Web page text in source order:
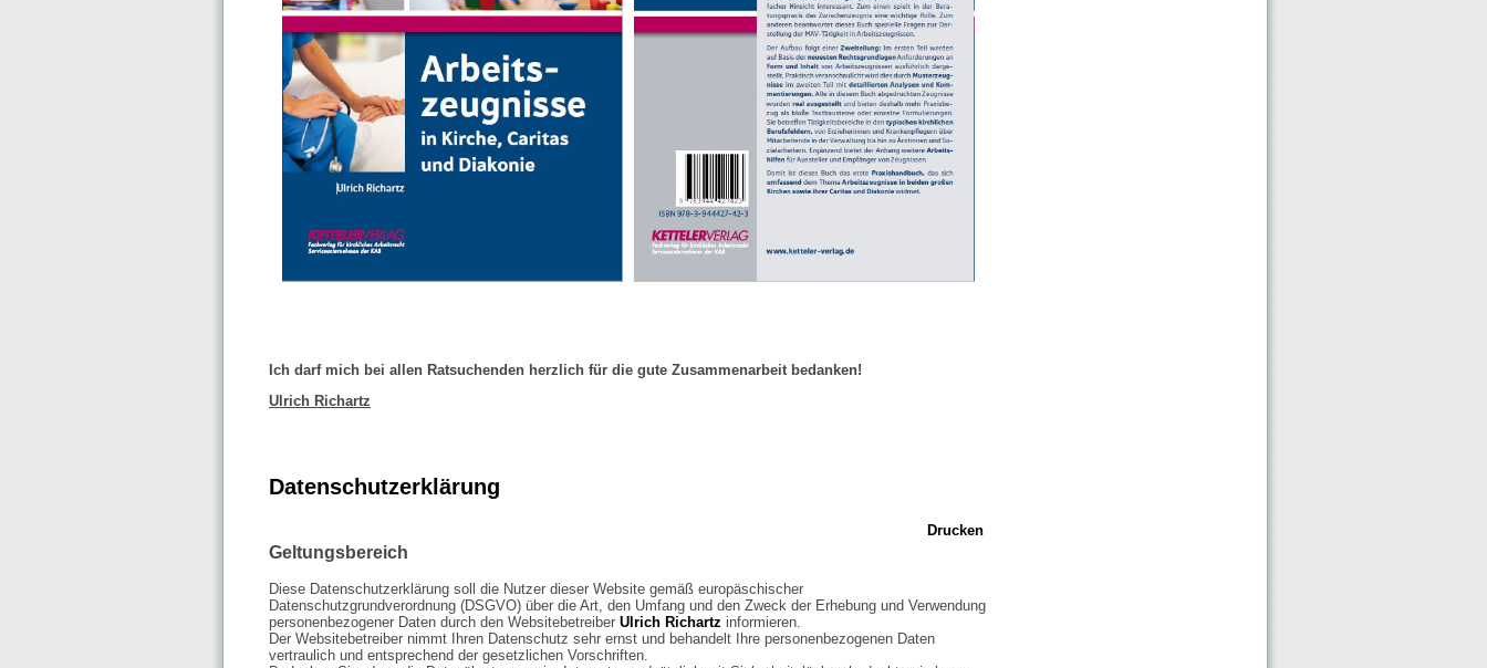
Ich darf mich bei allen Ratsuchenden herzlich für die gute Zusammenarbeit bedanken!
Ulrich Richartz
Datenschutzerklärung
Drucken
Geltungsbereich
Diese Datenschutzerklärung soll die Nutzer dieser Website gemäß europäschischer
Datenschutzgrundverordnung (DSGVO) über die Art, den Umfang und den Zweck der Erhebung und Verwendung
personenbezogener Daten durch den Websitebetreiber Ulrich Richartz informieren.
Der Websitebetreiber nimmt Ihren Datenschutz sehr ernst und behandelt Ihre personenbezogenen Daten
vertraulich und entsprechend der gesetzlichen Vorschriften.